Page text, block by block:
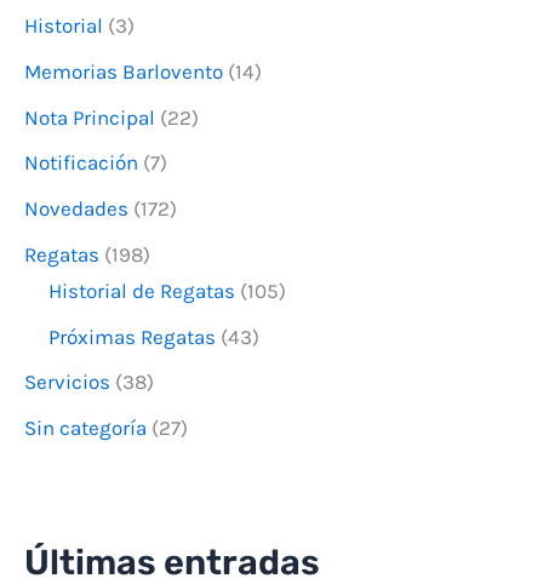
o
r
:
Historial (3)
Memorias Barlovento (14)
Nota Principal (22)
Notificación (7)
Novedades (172)
Regatas (198)
Historial de Regatas (105)
Próximas Regatas (43)
Servicios (38)
Sin categoría (27)
Últimas entradas